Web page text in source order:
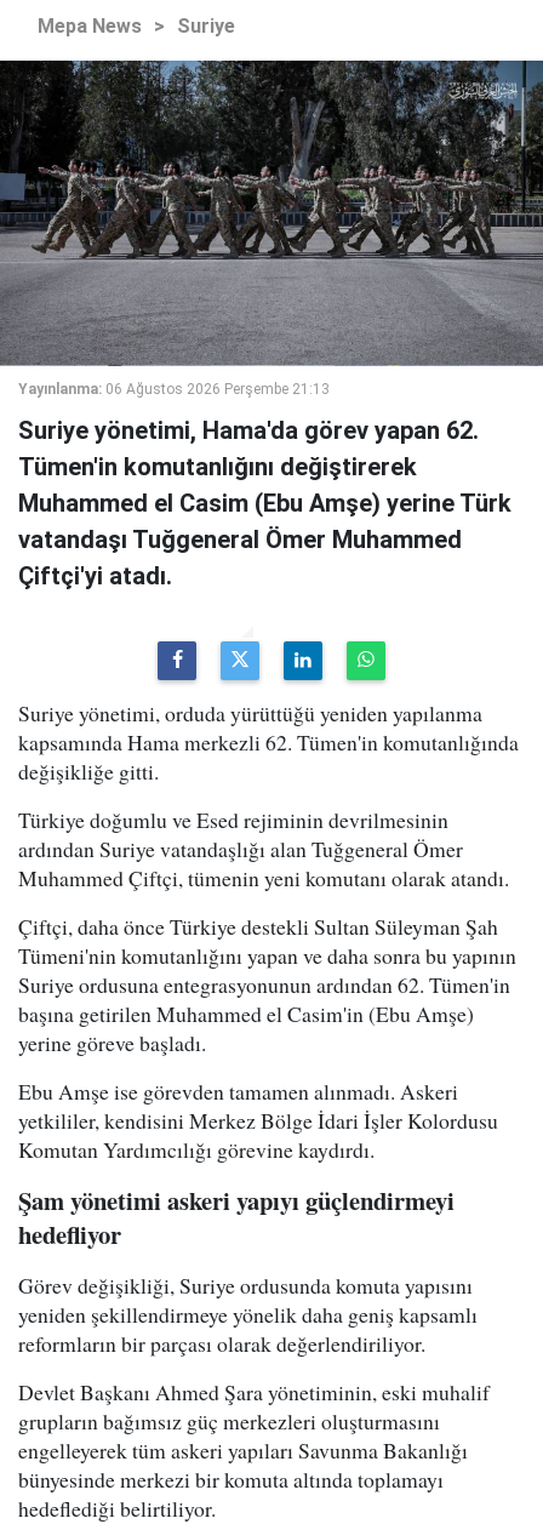
Mepa News > Suriye
Yayınlanma: 06 Ağustos 2026 Perşembe 21:13
Suriye yönetimi, Hama'da görev yapan 62.
Tümen'in komutanlığını değiştirerek
Muhammed el Casim (Ebu Amşe) yerine Türk
vatandaşı Tuğgeneral Ömer Muhammed
Çiftçi'yi atadı.
Suriye yönetimi, orduda yürüttüğü yeniden yapılanma
kapsamında Hama merkezli 62. Tümen'in komutanlığında
değişikliğe gitti.
Türkiye doğumlu ve Esed rejiminin devrilmesinin
ardından Suriye vatandaşlığı alan Tuğgeneral Ömer
Muhammed Çiftçi, tümenin yeni komutanı olarak atandı.
Çiftçi, daha önce Türkiye destekli Sultan Süleyman Şah
Tümeni'nin komutanlığını yapan ve daha sonra bu yapının
Suriye ordusuna entegrasyonunun ardından 62. Tümen'in
başına getirilen Muhammed el Casim'in (Ebu Amşe)
yerine göreve başladı.
Ebu Amşe ise görevden tamamen alınmadı. Askeri
yetkililer, kendisini Merkez Bölge İdari İşler Kolordusu
Komutan Yardımcılığı görevine kaydırdı.
Şam yönetimi askeri yapıyı güçlendirmeyi
hedefliyor
Görev değişikliği, Suriye ordusunda komuta yapısını
yeniden şekillendirmeye yönelik daha geniş kapsamlı
reformların bir parçası olarak değerlendiriliyor.
Devlet Başkanı Ahmed Şara yönetiminin, eski muhalif
grupların bağımsız güç merkezleri oluşturmasını
engelleyerek tüm askeri yapıları Savunma Bakanlığı
bünyesinde merkezi bir komuta altında toplamayı
hedeflediği belirtiliyor.